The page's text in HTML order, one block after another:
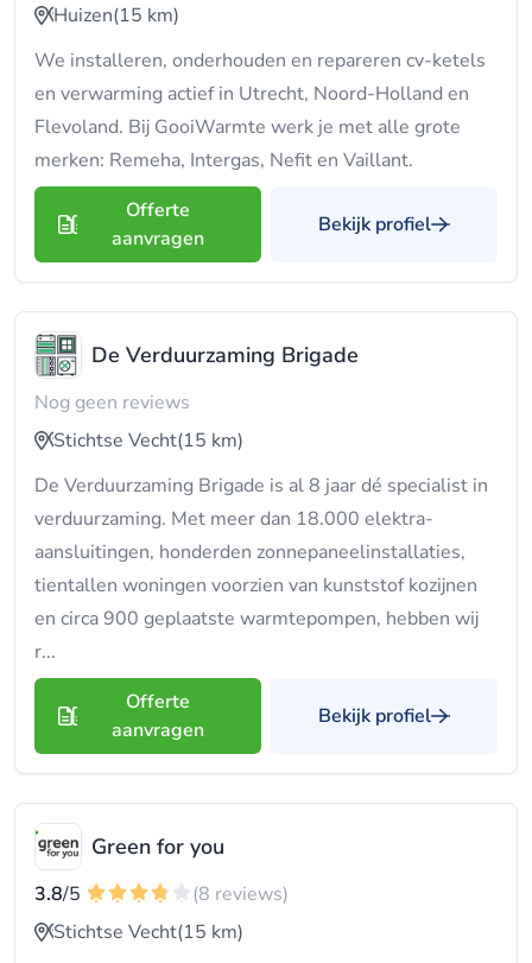
Huizen(15 km)
We installeren, onderhouden en repareren cv-ketels
en verwarming actief in Utrecht, Noord-Holland en
Flevoland. Bij GooiWarmte werk je met alle grote
merken: Remeha, Intergas, Nefit en Vaillant.
Offerte
aanvragen
Bekijk profiel
De Verduurzaming Brigade
Nog geen reviews
Stichtse Vecht(15 km)
De Verduurzaming Brigade is al 8 jaar dé specialist in
verduurzaming. Met meer dan 18.000 elektra-
aansluitingen, honderden zonnepaneelinstallaties,
tientallen woningen voorzien van kunststof kozijnen
en circa 900 geplaatste warmtepompen, hebben wij
r...
Offerte
aanvragen
Bekijk profiel
Green for you
3.8/5
(8 reviews)
Stichtse Vecht(15 km)